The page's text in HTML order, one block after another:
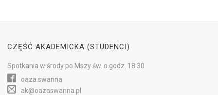
CZĘŚĆ AKADEMICKA (STUDENCI)
Spotkania w środypo Mszy św. o godz. 18:30
oaza.swanna
ak@oazaswanna.pl